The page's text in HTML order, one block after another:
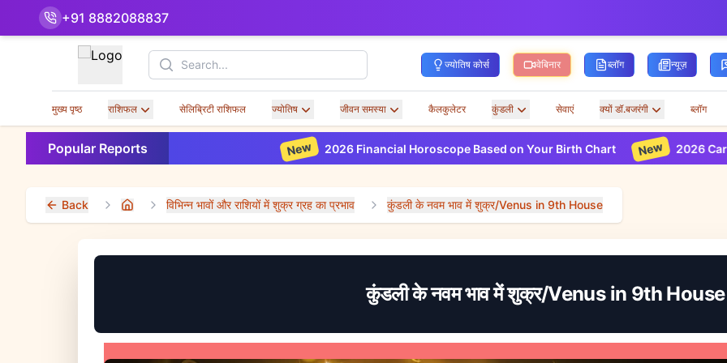
+91 8882088837
Search ज्योतिष कोर्स वेबिनार ब्लॉग न्यूज़
मुख्य पृष्ठ राशिफल सेलिब्रिटी राशिफल ज्योतिष जीवन समस्या कैलकुलेटर कुंडली सेवाएं क्यों डॉ.बजरंगी ब्लॉग
Popular Reports 2026 Financial Horoscope Based on Your Birth Chart New 2026 Career
Back Home विभिन्न भावों और राशियों में शुक्र ग्रह का प्रभाव कुंडली के नवम भाव में शुक्र/Venus in 9th House
कुंडली के नवम भाव में शुक्र/Venus in 9th House